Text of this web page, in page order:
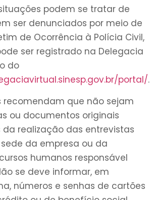
podem se tratar de
ser denunciados por meio de
de Ocorrência à Polícia Civil,
ser registrado na Delegacia
do
portal/.
recomendam que não sejam
ou documentos originais
da realização das entrevistas
da empresa ou da
humanos responsável
se deve informar, em
números e senhas de cartões